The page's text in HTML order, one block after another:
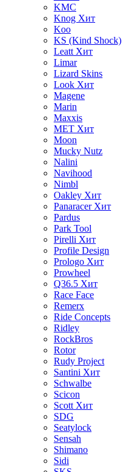
KMC
Knog Хит
Koo
KS (Kind Shock)
Leatt Хит
Limar
Lizard Skins
Look Хит
Magene
Marin
Maxxis
MET Хит
Moon
Mucky Nutz
Nalini
Navihood
Nimbl
Oakley Хит
Panaracer Хит
Pardus
Park Tool
Pirelli Хит
Profile Design
Prologo Хит
Prowheel
Q36.5 Хит
Race Face
Remerx
Ride Concepts
Ridley
RockBros
Rotor
Rudy Project
Santini Хит
Schwalbe
Scicon
Scott Хит
SDG
Seatylock
Sensah
Shimano
Sidi